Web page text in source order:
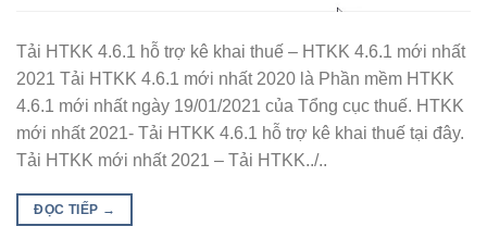
Tải HTKK 4.6.1 hỗ trợ kê khai thuế – HTKK 4.6.1 mới nhất
2021 Tải HTKK 4.6.1 mới nhất 2020 là Phần mềm HTKK
4.6.1 mới nhất ngày 19/01/2021 của Tổng cục thuế. HTKK
mới nhất 2021- Tải HTKK 4.6.1 hỗ trợ kê khai thuế tại đây.
Tải HTKK mới nhất 2021 – Tải HTKK../..
ĐỌC TIẾP →